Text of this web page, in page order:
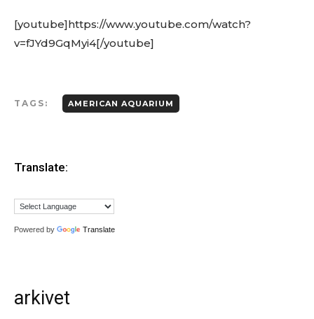
[youtube]https://www.youtube.com/watch?
v=fJYd9GqMyi4[/youtube]
TAGS: AMERICAN AQUARIUM
Translate:
Powered by Translate
arkivet